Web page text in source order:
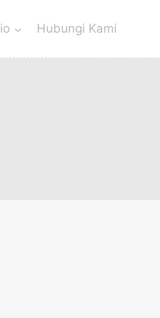
Hubungi Kami